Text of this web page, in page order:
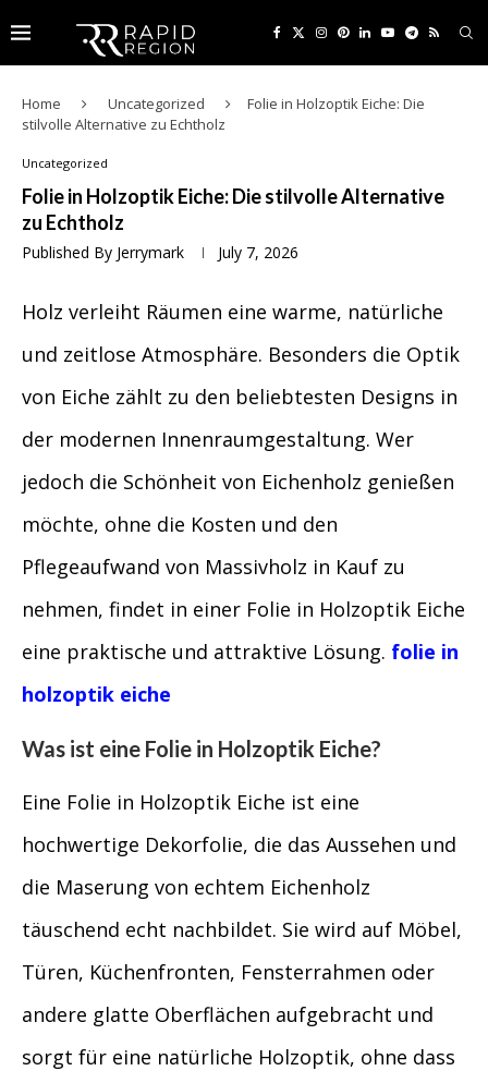
Home Uncategorized
Folie in Holzoptik Eiche: Die
stilvolle Alternative zu Echtholz
Uncategorized
Folie in Holzoptik Eiche: Die stilvolle Alternative
zu Echtholz
Published By Jerrymark July 7, 2026
Holz verleiht Räumen eine warme, natürliche
und zeitlose Atmosphäre. Besonders die Optik
von Eiche zählt zu den beliebtesten Designs in
der modernen Innenraumgestaltung. Wer
jedoch die Schönheit von Eichenholz genießen
möchte, ohne die Kosten und den
Pflegeaufwand von Massivholz in Kauf zu
nehmen, findet in einer Folie in Holzoptik Eiche
eine praktische und attraktive Lösung. folie in
holzoptik eiche
Was ist eine Folie in Holzoptik Eiche?
Eine Folie in Holzoptik Eiche ist eine
hochwertige Dekorfolie, die das Aussehen und
die Maserung von echtem Eichenholz
täuschend echt nachbildet. Sie wird auf Möbel,
Türen, Küchenfronten, Fensterrahmen oder
andere glatte Oberflächen aufgebracht und
sorgt für eine natürliche Holzoptik, ohne dass